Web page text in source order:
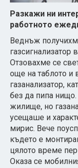
Разкажи ни
работното
Веднъж
Отзовахме се
още на таблото
газанализатор,
без да пипа
жилище, но
усещаше и
мирис. Вече
където е
цялото време
Оказа се